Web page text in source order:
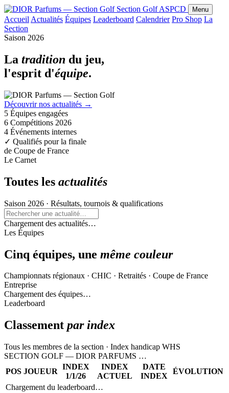
Section Golf ASPCD Menu
Accueil Actualités Équipes Leaderboard Calendrier Pro Shop La
Section
Saison 2026
La tradition du jeu,
l'esprit d'équipe.
Découvrir nos actualités →
5 Équipes engagées
6 Compétitions 2026
4 Événements internes
✓ Qualifiés pour la finale
de Coupe de France
Le Carnet
Toutes les actualités
Saison 2026 · Résultats, tournois & qualifications
Chargement des actualités…
Les Équipes
Cinq équipes, une même couleur
Championnats régionaux · CHIC · Retraités · Coupe de France
Entreprise
Chargement des équipes…
Leaderboard
Classement par index
Tous les membres de la section · Index handicap WHS
SECTION GOLF — DIOR PARFUMS …
POS JOUEUR
INDEX
1/1/26
INDEX
ACTUEL
DATE
INDEX
ÉVOLUTION
Chargement du leaderboard…